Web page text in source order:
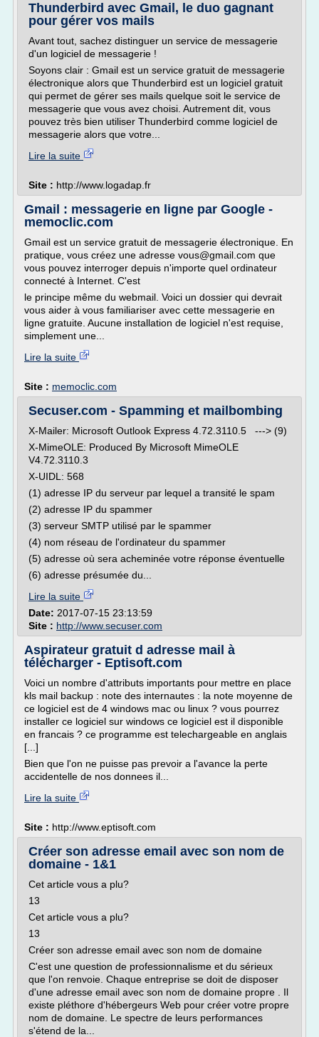
Thunderbird avec Gmail, le duo gagnant
pour gérer vos mails
Avant tout, sachez distinguer un service de messagerie
d'un logiciel de messagerie !
Soyons clair : Gmail est un service gratuit de messagerie
électronique alors que Thunderbird est un logiciel gratuit
qui permet de gérer ses mails quelque soit le service de
messagerie que vous avez choisi. Autrement dit, vous
pouvez très bien utiliser Thunderbird comme logiciel de
messagerie alors que votre...
Lire la suite
Site : http://www.logadap.fr
Gmail : messagerie en ligne par Google -
memoclic.com
Gmail est un service gratuit de messagerie électronique. En
pratique, vous créez une adresse vous@gmail.com que
vous pouvez interroger depuis n'importe quel ordinateur
connecté à Internet. C'est
le principe même du webmail. Voici un dossier qui devrait
vous aider à vous familiariser avec cette messagerie en
ligne gratuite. Aucune installation de logiciel n'est requise,
simplement une...
Lire la suite
Site : memoclic.com
Secuser.com - Spamming et mailbombing
X-Mailer: Microsoft Outlook Express 4.72.3110.5 ---> (9)
X-MimeOLE: Produced By Microsoft MimeOLE
V4.72.3110.3
X-UIDL: 568
(1) adresse IP du serveur par lequel a transité le spam
(2) adresse IP du spammer
(3) serveur SMTP utilisé par le spammer
(4) nom réseau de l'ordinateur du spammer
(5) adresse où sera acheminée votre réponse éventuelle
(6) adresse présumée du...
Lire la suite
Date: 2017-07-15 23:13:59
Site : http://www.secuser.com
Aspirateur gratuit d adresse mail à
télécharger - Eptisoft.com
Voici un nombre d'attributs importants pour mettre en place
kls mail backup : note des internautes : la note moyenne de
ce logiciel est de 4 windows mac ou linux ? vous pourrez
installer ce logiciel sur windows ce logiciel est il disponible
en francais ? ce programme est telechargeable en anglais
[...]
Bien que l'on ne puisse pas prevoir a l'avance la perte
accidentelle de nos donnees il...
Lire la suite
Site : http://www.eptisoft.com
Créer son adresse email avec son nom de
domaine - 1&1
Cet article vous a plu?
13
Cet article vous a plu?
13
Créer son adresse email avec son nom de domaine
C'est une question de professionnalisme et du sérieux
que l'on renvoie. Chaque entreprise se doit de disposer
d'une adresse email avec son nom de domaine propre . Il
existe pléthore d'hébergeurs Web pour créer votre propre
nom de domaine. Le spectre de leurs performances
s'étend de la...